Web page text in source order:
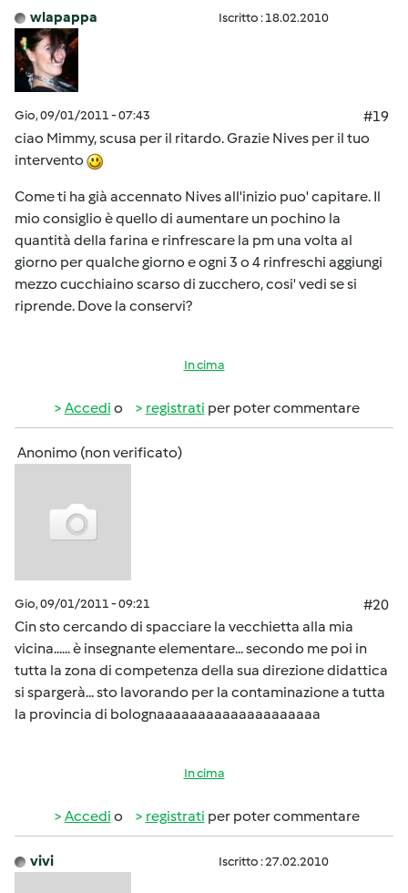
wlapappa Iscritto : 18.02.2010
Gio, 09/01/2011 - 07:43
#19
ciao Mimmy, scusa per il ritardo. Grazie Nives per il tuo
intervento
Come ti ha già accennato Nives all'inizio puo' capitare. Il
mio consiglio è quello di aumentare un pochino la
quantità della farina e rinfrescare la pm una volta al
giorno per qualche giorno e ogni 3 o 4 rinfreschi aggiungi
mezzo cucchiaino scarso di zucchero, cosi' vedi se si
riprende. Dove la conservi?
In cima
Accedi o registrati per poter commentare
Anonimo (non verificato)
Gio, 09/01/2011 - 09:21
#20
Cin sto cercando di spacciare la vecchietta alla mia
vicina...... è insegnante elementare... secondo me poi in
tutta la zona di competenza della sua direzione didattica
si spargerà... sto lavorando per la contaminazione a tutta
la provincia di bolognaaaaaaaaaaaaaaaaaaaa
In cima
Accedi o registrati per poter commentare
vivi Iscritto : 27.02.2010